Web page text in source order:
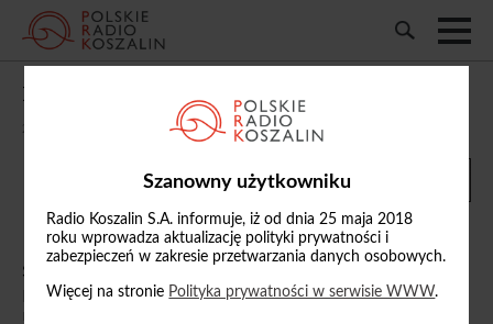
Szanowny użytkowniku
Radio Koszalin S.A. informuje, iż od dnia 25 maja 2018
roku wprowadza aktualizację polityki prywatności i
zabezpieczeń w zakresie przetwarzania danych osobowych.
Więcej na stronie Polityka prywatności w serwisie WWW.
Karlińska Noc Świętojańska
20/06/2026 00:01 - 20/06/2026 23:59
Święto inspirowane obrzędami związanymi z letnim
przesileniem, łączy elementy tradycji i współczesnej